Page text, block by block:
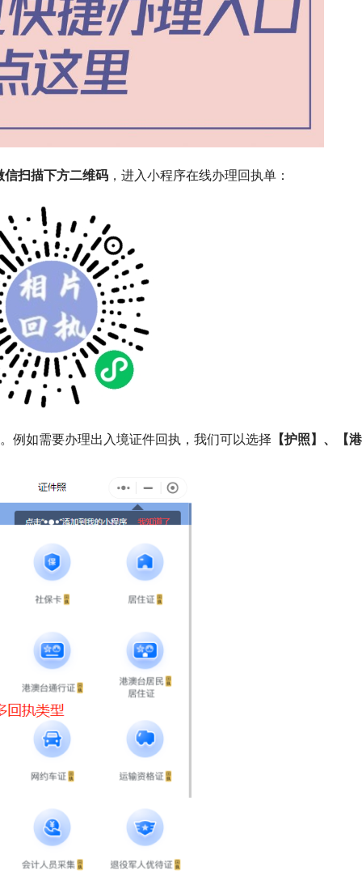
信扫描下方二维码 ，进入小程序在线办理回执单：
例如需要办理出入境证件回执，我们可以选择 【护照】、【